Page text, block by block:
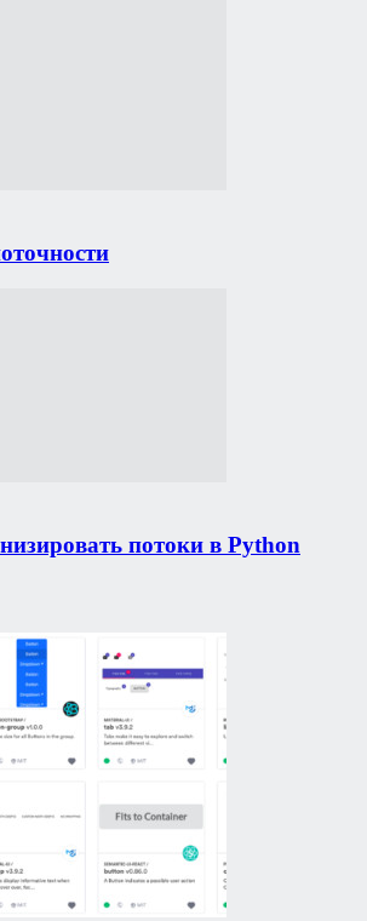
потоки в Python